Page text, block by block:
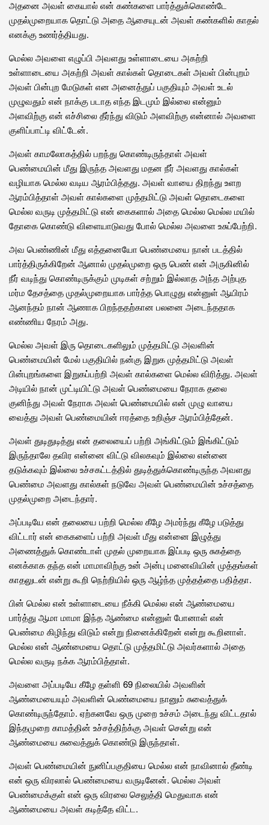
அதனை அவள் கையால் என் கண்களை பார்த்துக்கொண்டே
முதல்முறையாக தொட்டு அதை ஆசையுடன் அவள் கண்களில் காதல்
எனக்கு உணர்த்தியது.
மெல்ல அவளை எழுப்பி அவளது உள்ளாடையை அகற்றி
உள்ளாடையை அகற்றி அவள் கால்கள் தொடைகள் அவள் பின்புறம்
அவள் பின்புற மேடுகள் என அனைத்துப் பகுதியும் அவள் உடல்
முழுவதும் என் நாக்கு படாத எந்த இடமும் இல்லை என்னும்
அளவிற்கு என் எச்சிலை தீர்ந்து விடும் அளவிற்கு என்னால் அவளை
குளிப்பாட்டி விட்டேன்.
அவள் காமலோகத்தில் பறந்து கொண்டிருந்தாள் அவள்
பெண்மையின் மீது இருந்த அவளது மதன நீர் அவளது கால்கள்
வழியாக மெல்ல வடிய ஆரம்பித்தது. அவள் வாயை திறந்து உளற
ஆரம்பித்தாள் அவள் கால்களை முத்தமிட்டு அவள் தொடைகளை
மெல்ல வருடி முத்தமிட்டு என் கைகளால் அதை மெல்ல மெல்ல மயில்
தோகை கொண்டு விளையாடுவது போல் மெல்ல அவளை உசுப்பேற்றி.
அவ பெண்ணின் மீது எத்தனையோ பெண்மையை நான் படத்தில்
பார்த்திருக்கிறேன் ஆனால் முதல்முறை ஒரு பெண் என் அருகினில்
நீர் வடிந்து கொண்டிருக்கும் முடிகள் சற்றும் இல்லாத அந்த அற்புத
மர்ம தேசத்தை முதல்முறையாக பார்த்த பொழுது என்னுள் ஆயிரம்
ஆனந்தம் நான் ஆணாக பிறந்ததற்கான பலனை அடைந்ததாக
எண்ணிய நேரம் அது.
மெல்ல அவள் இரு தொடைகளிலும் முத்தமிட்டு அவளின்
பெண்மையின் மேல் பகுதியில் நன்கு இறுக முத்தமிட்டு அவள்
பின்புறங்களை இறுகப்பற்றி அவள் கால்களை மெல்ல விரித்து. அவள்
அடியில் நான் முட்டியிட்டு அவள் பெண்மையை நேராக தலை
குனிந்து அவள் நேராக அவள் பெண்மையில் என் முழு வாயை
வைத்து அவள் பெண்மையின் ஈரத்தை உறிஞ்ச ஆரம்பித்தேன்.
அவள் துடிதுடித்து என் தலையைப் பற்றி அங்கிட்டும் இங்கிட்டும்
இருந்தாலே தவிர என்னை விட்டு விலகவும் இல்லை என்னை
தடுக்கவும் இல்லை உச்சகட்டத்தில் துடித்துக்கொண்டிருந்த அவளது
பெண்மை அவளது கால்கள் நடுவே அவள் பெண்மையின் உச்சத்தை
முதல்முறை அடைந்தார்.
அப்படியே என் தலையை பற்றி மெல்ல கீழே அமர்ந்து கீழே படுத்து
விட்டார் என் கைகளைப் பற்றி அவள் மீது என்னை இழுத்து
அணைத்துக் கொண்டாள் முதல் முறையாக இப்படி ஒரு சுகத்தை
எனக்காக தந்த என் மாமாவிற்கு உன் அன்பு மனைவியின் முத்தங்கள்
காதலுடன் என்று கூறி நெற்றியில் ஒரு ஆழ்ந்த முத்தத்தை பதித்தா.
பின் மெல்ல என் உள்ளாடையை நீக்கி மெல்ல என் ஆண்மையை
பார்த்து ஆமா மாமா இந்த ஆண்மை என்னுள் போனாள் என்
பெண்மை கிழிந்து விடும் என்று நினைக்கிறேன் என்று கூறினாள்.
மெல்ல என் ஆண்மையை தொட்டு முத்தமிட்டு அவர்களால் அதை
மெல்ல வருடி நக்க ஆரம்பித்தாள்.
அவளை அப்படியே கீழே தள்ளி 69 நிலையில் அவளின்
ஆண்மையையும் அவளின் பெண்மையை நானும் சுவைத்துக்
கொண்டிருந்தோம். ஏற்கனவே ஒரு முறை உச்சம் அடைந்து விட்டதால்
இந்தமுறை காமத்தின் உச்சத்திற்க்கு அவள் சென்று என்
ஆண்மையை சுவைத்துக் கொண்டு இருந்தாள்.
அவள் பெண்மையின் நுனிப்பகுதியை மெல்ல என் நாவினால் தீண்டி
என் ஒரு விரலால் பெண்மையை வருடினேன். மெல்ல அவள்
பெண்மைக்குள் என் ஒரு விரலை செலுத்தி மெதுவாக என்
ஆண்மையை அவள் கடித்தே விட்ட.